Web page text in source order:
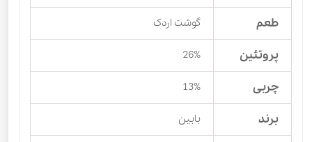
طعم گوشت اردک
پروتئین 26%
چربی 13%
برند بابین